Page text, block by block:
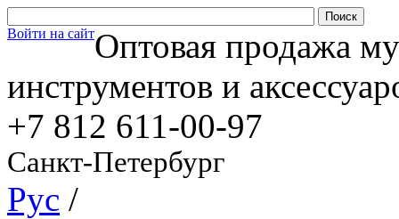
Войти на сайтОптовая продажа
инструментов и
+7 812 611-00-97
Санкт-Петербург
Рус /